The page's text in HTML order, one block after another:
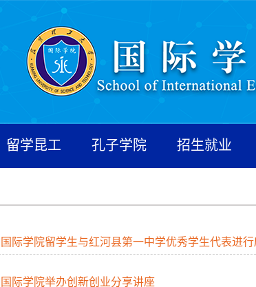
留学昆工 孔子学院 招生就业
国际学院留学生与红河县第一中学优秀学生代表进
国际学院举办创新创业分享讲座